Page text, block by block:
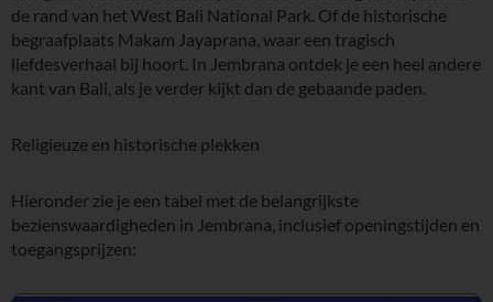
de rand van het West Bali National Park. Of de historische
begraafplaats Makam Jayaprana, waar een tragisch
liefdesverhaal bij hoort. In Jembrana ontdek je een heel andere
kant van Bali, als je verder kijkt dan de gebaande paden.
Religieuze en historische plekken
Hieronder zie je een tabel met de belangrijkste
bezienswaardigheden in Jembrana, inclusief openingstijden en
toegangsprijzen: